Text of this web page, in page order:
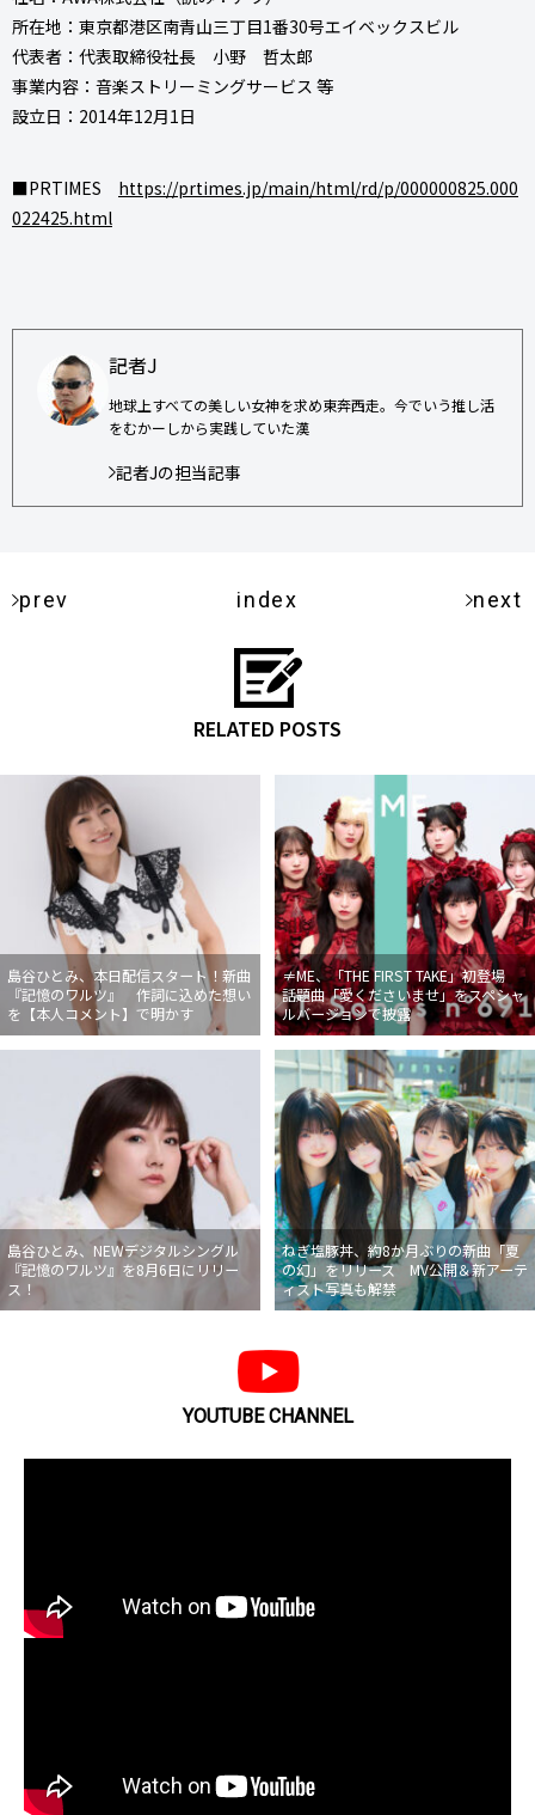
所在地：東京都港区南青山三丁目1番30号エイベックスビル
代表者：代表取締役社長 小野 哲太郎
事業内容：音楽ストリーミングサービス 等
設立日：2014年12月1日
■PRTIMES https://prtimes.jp/main/html/rd/p/000000825.000
022425.html
記者J
地球上すべての美しい女神を求め東奔西走。今でいう推し活
をむかーしから実践していた漢
記者Jの担当記事
prev index next
RELATED POSTS
島谷ひとみ、本日配信スタート！新曲
『記憶のワルツ』 作詞に込めた想い
を【本人コメント】で明かす
≠ME、「THE FIRST TAKE」初登場
話題曲「愛くださいませ」をスペシャ
ルバージョンで披露
島谷ひとみ、NEWデジタルシングル
『記憶のワルツ』を8月6日にリリー
ス！
ねぎ塩豚丼、約8か月ぶりの新曲「夏
の幻」をリリース MV公開＆新アーテ
ィスト写真も解禁
YOUTUBE CHANNEL